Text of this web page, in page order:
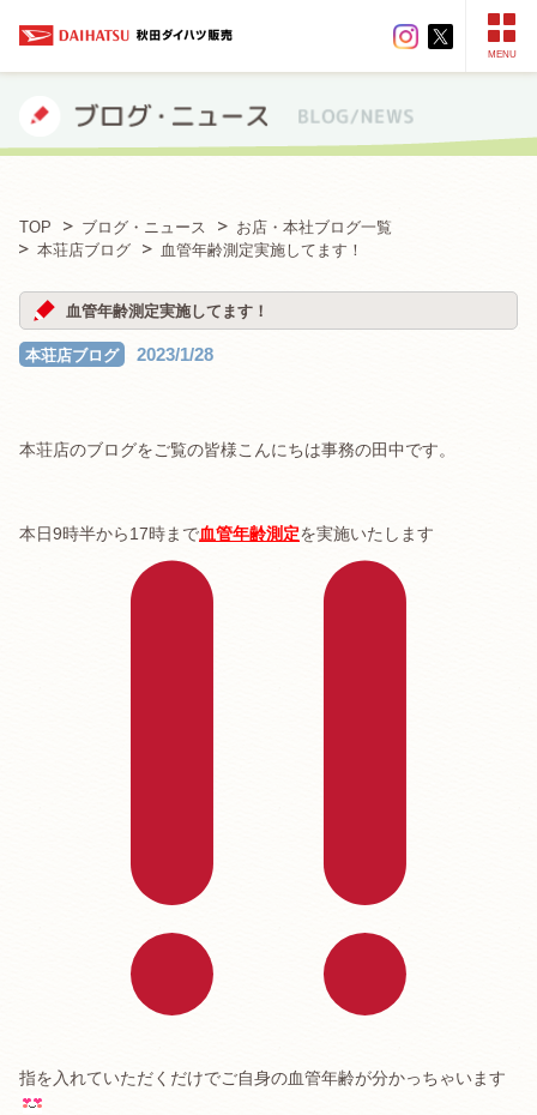
MENU
TOP ブログ・ニュース
お店・本社ブログ一覧
本荘店ブログ
血管年齢測定実施してます！
血管年齢測定実施してます！
本荘店ブログ 2023/1/28
本荘店のブログをご覧の皆様こんにちは事務の田中です。
本日9時半から17時まで血管年齢測定を実施いたします
指を入れていただくだけでご自身の血管年齢が分かっちゃいます